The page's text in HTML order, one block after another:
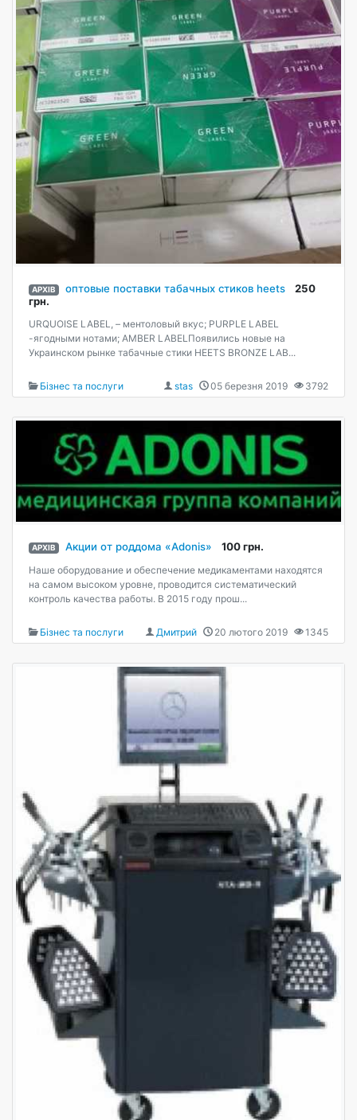
АРХІВ оптовые поставки табачных стиков heets
250
грн.
URQUOISE LABEL, – ментоловый вкус; РURPLE LABEL
-ягодными нотами; AMBER LABELПоявились новые на
Украинском рынке табачные стики HEETS BRONZE LAB...
Бізнес та послуги 3792
05 березня 2019
stas
АРХІВ Акции от роддома «Adonis» 100 грн.
Наше оборудование и обеспечение медикаментами находятся
на самом высоком уровне, проводится систематический
контроль качества работы. В 2015 году прош...
Бізнес та послуги 1345
20 лютого 2019
Дмитрий